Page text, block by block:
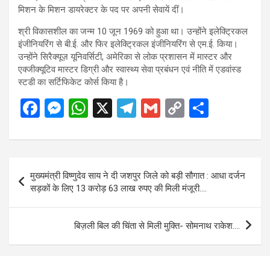
मिशन के मिशन डायरेक्टर के पद पर अपनी सेवायें दीं।
श्री विकासशील का जन्म 10 जून 1969 को हुआ था। उन्होंने इलेक्ट्रिकल
इंजीनियरिंग से बी.ई. और फिर इलेक्ट्रिकल इंजीनियरिंग से एम.ई. किया।
उन्होंने सिरैक्यूज़ यूनिवर्सिटी, अमेरिका से लोक प्रशासन में मास्टर और
एक्जीक्यूटिव मास्टर डिग्री और स्वास्थ्य सेवा प्रबंधन एवं नीति में एडवांस्ड
स्टडी का सर्टिफिकेट कोर्स किया है।
F
ce
b
o
o
M
se
n
g
er
W
at
A
p
p
X
T
e
gr
a
m
G
ail
C
py
Li
n
k
ar
navigation
मुख्यमंत्री विष्णुदेव साय ने दी जशपुर जिले को बड़ी सौगात : आधा दर्जन
सड़कों के लिए 13 करोड़ 63 लाख रुपए की मिली मंजूरी….
बिज़ली बिल की चिंता से मिली मुक्ति- सोमनाथ राकेश….